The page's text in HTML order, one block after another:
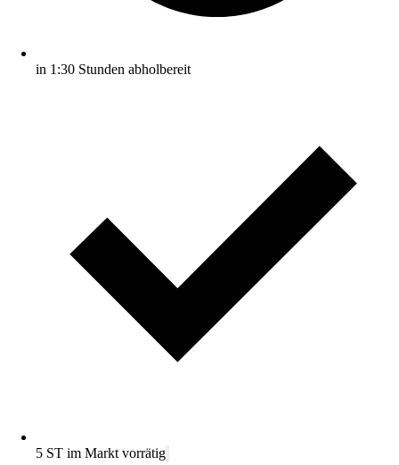
in 1:30 Stunden abholbereit
5 ST im Markt vorrätig